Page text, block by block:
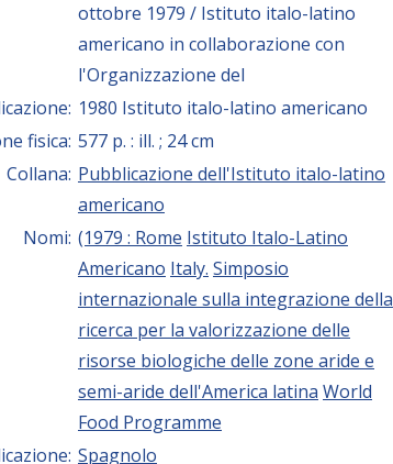
ottobre 1979 / Istituto italo-latino
americano in collaborazione con
l'Organizzazione del
1980 Istituto italo-latino americano
fisica: 577 p. : ill. ; 24 cm
Collana: Pubblicazione dell'Istituto italo-latino
americano
Nomi: (1979 : Rome Istituto Italo-Latino
Americano Italy. Simposio
internazionale sulla integrazione della
ricerca per la valorizzazione delle
risorse biologiche delle zone aride e
semi-aride dell'America latina World
Food Programme
Spagnolo